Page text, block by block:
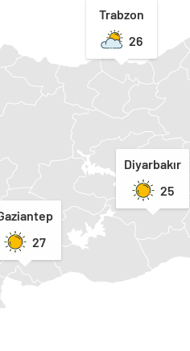
Trabzon
26
Diyarbakır
25
27